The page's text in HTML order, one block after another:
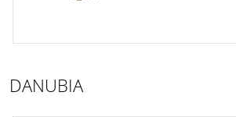
DANUBIA